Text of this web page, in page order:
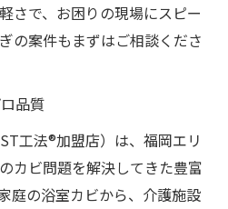
さで、お困りの現場にスピー
の案件もまずはご相談くださ
品質
工法®加盟店）は、福岡エリ
カビ問題を解決してきた豊富
庭の浴室カビから、介護施設